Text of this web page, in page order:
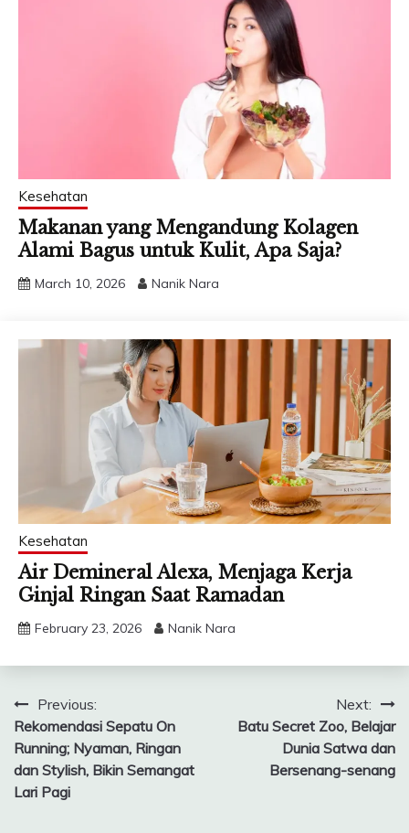
Kesehatan
Makanan yang Mengandung Kolagen
Alami Bagus untuk Kulit, Apa Saja?
March 10, 2026 Nanik Nara
Kesehatan
Air Demineral Alexa, Menjaga Kerja
Ginjal Ringan Saat Ramadan
February 23, 2026 Nanik Nara
Post
navigation
Previous:
Rekomendasi Sepatu On
Running; Nyaman, Ringan
dan Stylish, Bikin Semangat
Lari Pagi
Next:
Batu Secret Zoo, Belajar
Dunia Satwa dan
Bersenang-senang